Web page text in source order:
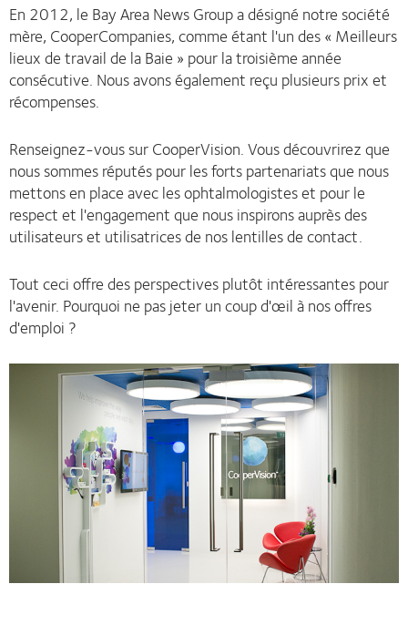
En 2012, le Bay Area News Group a désigné notre société
mère, CooperCompanies, comme étant l'un des « Meilleurs
lieux de travail de la Baie » pour la troisième année
consécutive. Nous avons également reçu plusieurs prix et
récompenses.
Renseignez-vous sur CooperVision. Vous découvrirez que
nous sommes réputés pour les forts partenariats que nous
mettons en place avec les ophtalmologistes et pour le
respect et l'engagement que nous inspirons auprès des
utilisateurs et utilisatrices de nos lentilles de contact.
Tout ceci offre des perspectives plutôt intéressantes pour
l'avenir. Pourquoi ne pas jeter un coup d'œil à nos offres
d'emploi ?